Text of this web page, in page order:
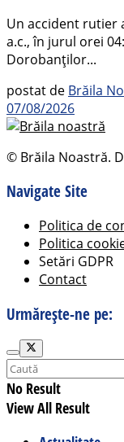
Un accident rutier
a.c., în jurul orei
Dorobanților...
postat de Brăila
07/08/2026
© Brăila Noastră.
Navigate Site
Politica de
Politica
Setări GDPR
Contact
Urmărește-ne pe:
No Result
View All Result